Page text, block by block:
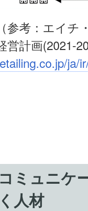
（参考：エイ
営計画(2021-
ja/
コミュニケ
く人材